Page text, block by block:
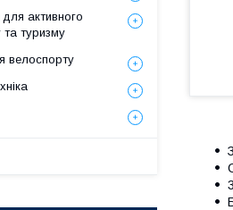
активного
та туризму
велоспорту